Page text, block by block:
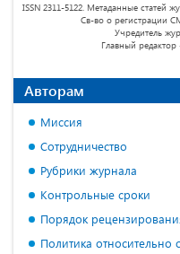
ISSN 2311-5122. Метаданные статей
Св-во о регистрации
Учредитель
Главный
Авторам
Миссия
Сотрудничество
Рубрики журнала
Контрольные сроки
Порядок
Политика относительно